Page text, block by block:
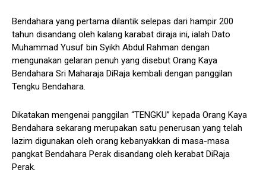
Bendahara yang pertama dilantik selepas dari hampir 200
tahun disandang oleh kalang karabat diraja ini, ialah Dato
Muhammad Yusuf bin Syikh Abdul Rahman dengan
mengunakan gelaran penuh yang disebut Orang Kaya
Bendahara Sri Maharaja DiRaja kembali dengan panggilan
Tengku Bendahara.
Dikatakan mengenai panggilan “TENGKU” kepada Orang Kaya
Bendahara sekarang merupakan satu penerusan yang telah
lazim digunakan oleh orang kebanyakkan di masa-masa
pangkat Bendahara Perak disandang oleh kerabat DiRaja
Perak.